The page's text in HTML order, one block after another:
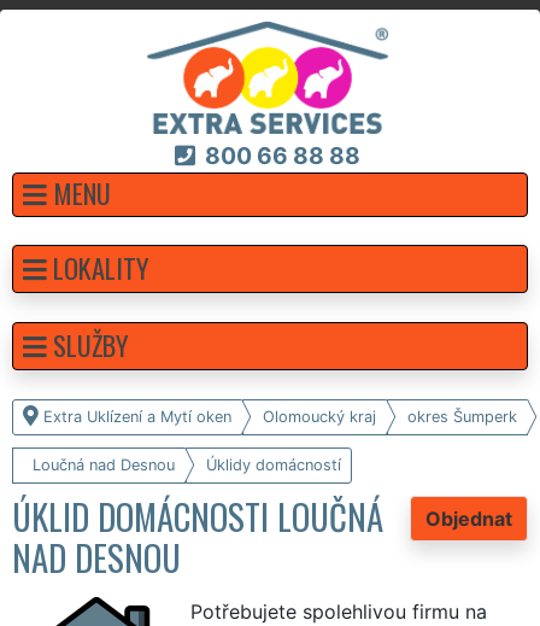
800 66 88 88
MENU
Extra Uklízení a Mytí oken Olomoucký kraj okres Šumperk
Loučná nad Desnou Úklidy domácností
Objednat
ÚKLID DOMÁCNOSTI LOUČNÁ
NAD DESNOU
Potřebujete spolehlivou firmu na
LOKALITY
SLUŽBY